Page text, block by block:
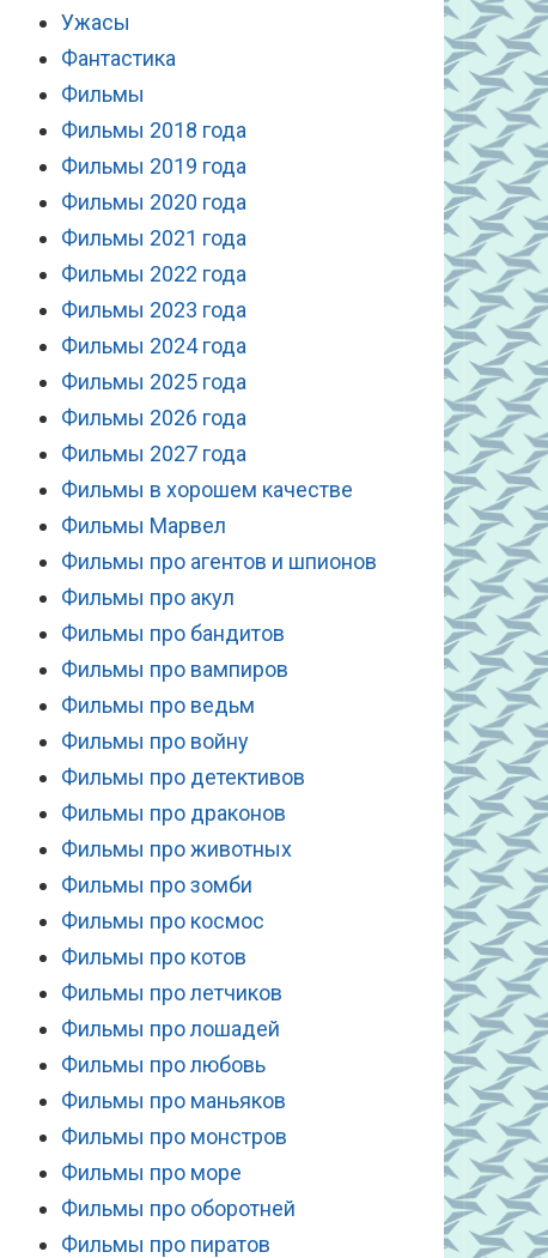
Ужасы
Фантастика
Фильмы
Фильмы 2018 года
Фильмы 2019 года
Фильмы 2020 года
Фильмы 2021 года
Фильмы 2022 года
Фильмы 2023 года
Фильмы 2024 года
Фильмы 2025 года
Фильмы 2026 года
Фильмы 2027 года
Фильмы в хорошем качестве
Фильмы Марвел
Фильмы про агентов и шпионов
Фильмы про акул
Фильмы про бандитов
Фильмы про вампиров
Фильмы про ведьм
Фильмы про войну
Фильмы про детективов
Фильмы про драконов
Фильмы про животных
Фильмы про зомби
Фильмы про космос
Фильмы про котов
Фильмы про летчиков
Фильмы про лошадей
Фильмы про любовь
Фильмы про маньяков
Фильмы про монстров
Фильмы про море
Фильмы про оборотней
Фильмы про пиратов